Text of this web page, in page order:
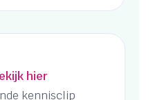
hier
kennisclip